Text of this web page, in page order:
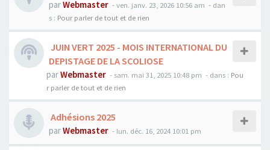
parWebmaster - ven. janv. 23, 2026 10:56 am - dan
s : Pour parler de tout et de rien
JUIN VERT 2025 - MOIS INTERNATIONAL DU
DEPISTAGE DE LA SCOLIOSE
parWebmaster - sam. mai 31, 2025 10:48 pm - dans : Pou
r parler de tout et de rien
Adhésions 2025
parWebmaster - lun. déc. 16, 2024 10:01 pm